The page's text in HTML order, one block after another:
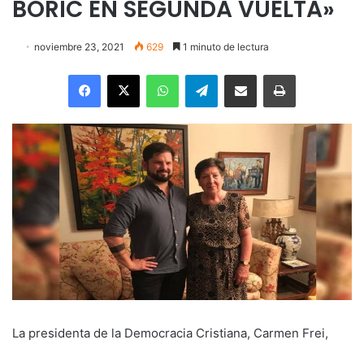
BORIC EN SEGUNDA VUELTA»
noviembre 23, 2021 629 1 minuto de lectura
Facebook
X WhatsAppTelegramEnviar vía email Imprimir
La presidenta de la Democracia Cristiana, Carmen Frei,